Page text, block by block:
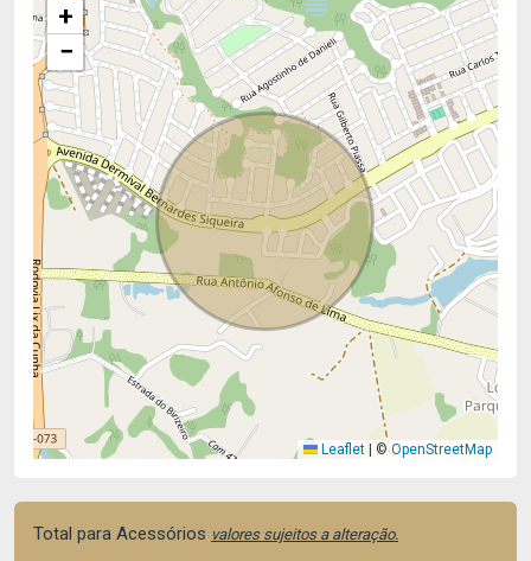
+
−
Leaflet ©OpenStreetMap
Total para Acessórios valores sujeitos a alteração.